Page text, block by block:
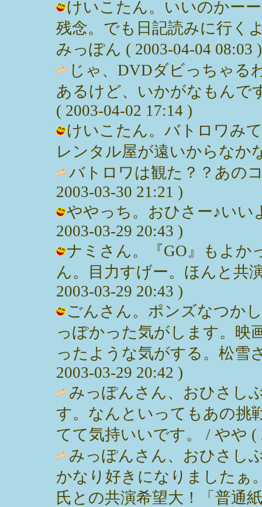
けいこたん。いいのかー
残念。でも日記読みに行く
みっぽん ( 2003-04-04 08:03 )
じゃ、DVDダビっちゃる
あるけど、いかがなもんで
( 2003-04-02 17:14 )
けいこたん。バトロワみ
レンタル屋が遠いからなか
バトロワは観た？？あの
2003-03-30 21:21 )
ややっち。おひさー♪いい
2003-03-29 20:43 )
ナミさん。『GO』もよか
ん。目力すげー。ほんと共
2003-03-29 20:43 )
ごんさん。ポンズなつか
っぽかった気がします。映
ったような気がする。松雪
2003-03-29 20:42 )
みっぽんさん、おひさし
す。なんといってもあの挑
てて気持いいです。 / やや (
みっぽんさん、おひさし
かなり好きになりましたぁ
氏との共演希望大！「普通